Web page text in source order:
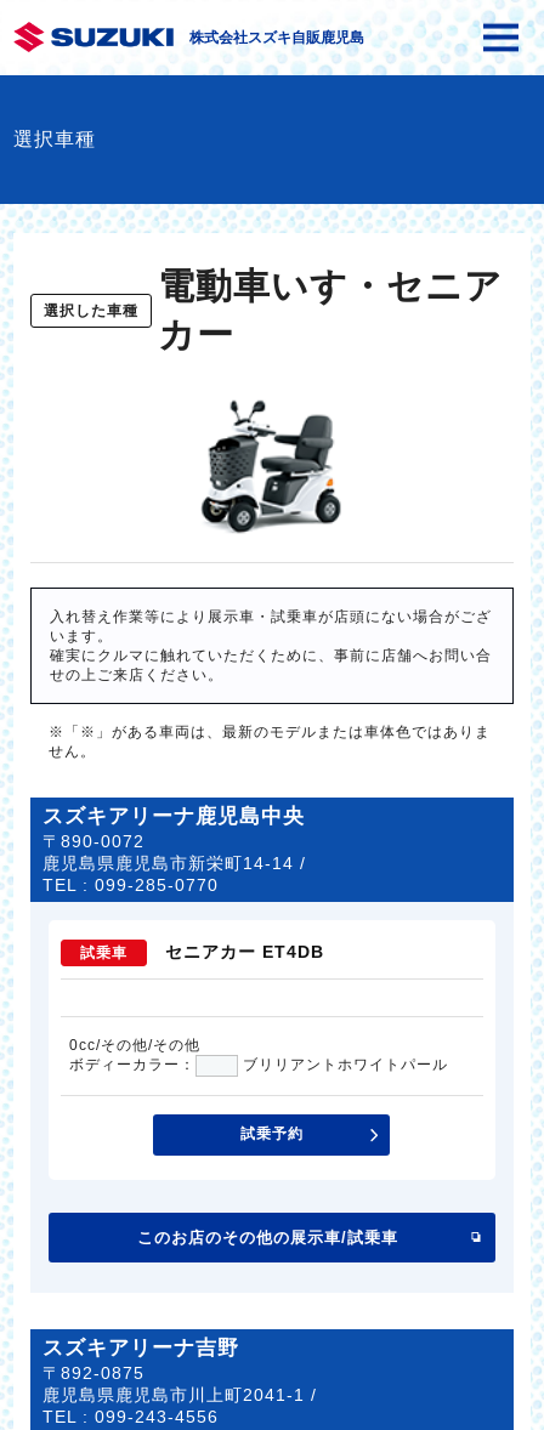
株式会社スズキ自販鹿児島
選択車種
選択した車種
電動車いす・セニア
カー
入れ替え作業等により展示車・試乗車が店頭にない場合がござ
います。
確実にクルマに触れていただくために、事前に店舗へお問い合
せの上ご来店ください。
※「※」がある車両は、最新のモデルまたは車体色ではありま
せん。
スズキアリーナ鹿児島中央
〒890-0072
鹿児島県鹿児島市新栄町14-14 /
TEL :099-285-0770
試乗車 セニアカー ET4DB
0cc/その他/その他
ボディーカラー：
ブリリアントホワイトパール
試乗予約
このお店のその他の展示車/試乗車
スズキアリーナ吉野
〒892-0875
鹿児島県鹿児島市川上町2041-1 /
TEL :099-243-4556